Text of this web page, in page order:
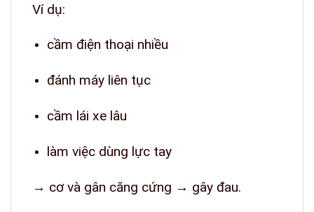
Ví dụ:
cầm điện thoại nhiều
đánh máy liên tục
cầm lái xe lâu
làm việc dùng lực tay
→ cơ và gân căng cứng → gây đau.